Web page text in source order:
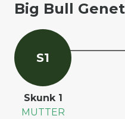
Big Bull
S1
Skunk 1
MUTTER